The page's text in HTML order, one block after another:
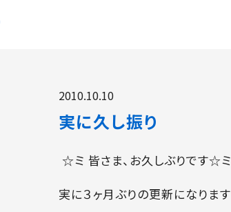
2010.10.10
実に久し振り
☆ミ 皆さま、お久しぶりです☆ミ
実に３ヶ月ぶりの更新になります